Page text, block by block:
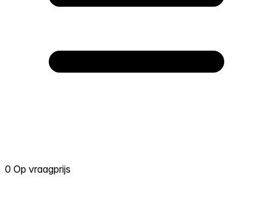
0 Op vraagprijs